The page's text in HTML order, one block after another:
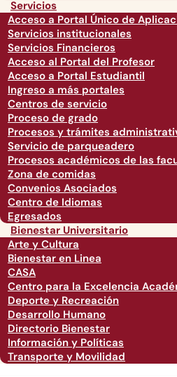
Servicios
Acceso a Portal Único de
Servicios institucionales
Servicios Financieros
Acceso al Portal del Profesor
Acceso a Portal Estudiantil
Ingreso a más portales
Centros de servicio
Proceso de grado
Procesos y trámites
Servicio de parqueadero
Procesos académicos de las
Zona de comidas
Convenios Asociados
Centro de Idiomas
Egresados
Bienestar Universitario
Arte y Cultura
Bienestar en Linea
CASA
Centro para la Excelencia
Deporte y Recreación
Desarrollo Humano
Directorio Bienestar
Información y Políticas
Transporte y Movilidad